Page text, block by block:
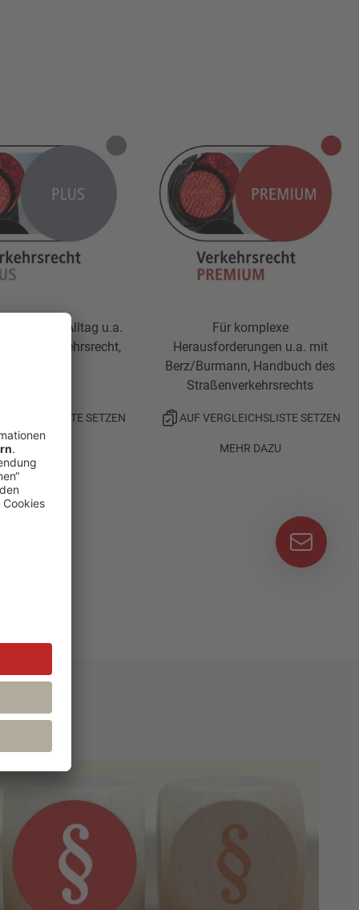
im Alltag u.a.
Verkehrsrecht,
SETZEN
MEHR DAZU
Für komplexe
Herausforderungen u.a. mit
Berz/Burmann, Handbuch des
Straßenverkehrsrechts
AUF VERGLEICHSLISTE SETZEN
MEHR DAZU